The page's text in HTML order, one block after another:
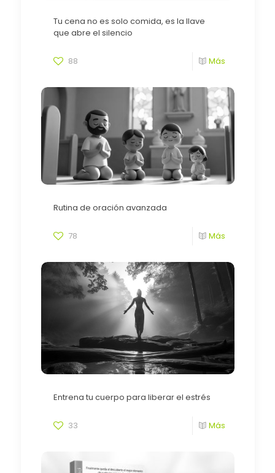
Tu cena no es solo comida, es la llave
que abre el silencio
88 Más
Rutina de oración avanzada
78 Más
Entrena tu cuerpo para liberar el estrés
33 Más